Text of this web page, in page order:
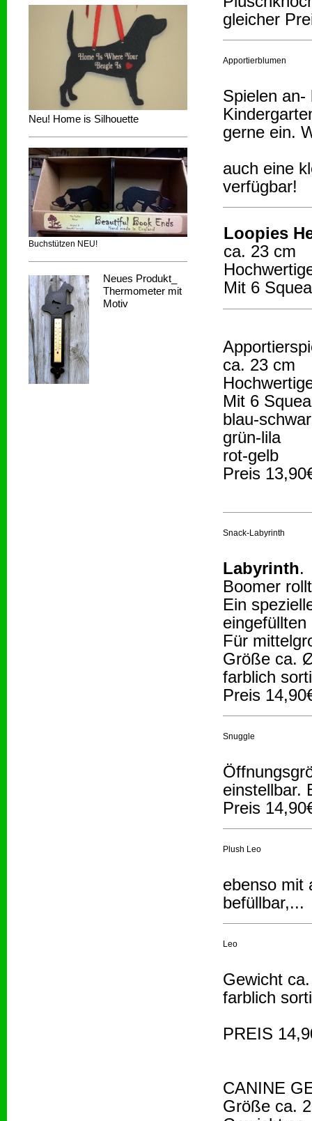
Neu! Home is Silhouette
Buchstützen NEU!
Neues Produkt_
Thermometer mit
Motiv
gleicher
Apportierblumen
Spielen an-
gerne ein.
auch eine
verfügbar!
Loopies
ca. 23 cm
Mit 6
ca. 23 cm
Mit 6
blau-
grün-lila
rot-gelb
Preis
Snack-Labyrinth
Labyrinth.
Boomer
Ein
Für
Größe ca.
farblich
Preis
Snuggle
einstellbar.
Preis
Plush Leo
ebenso mit
befüllbar,...
Leo
Gewicht
farblich
PREIS
CANINE
Größe ca.